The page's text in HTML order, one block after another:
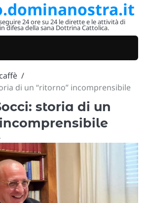
24 ore su 24 le dirette e le attività di
difesa della sana Dottrina Cattolica.
di un “ritorno” incomprensibile
storia di un